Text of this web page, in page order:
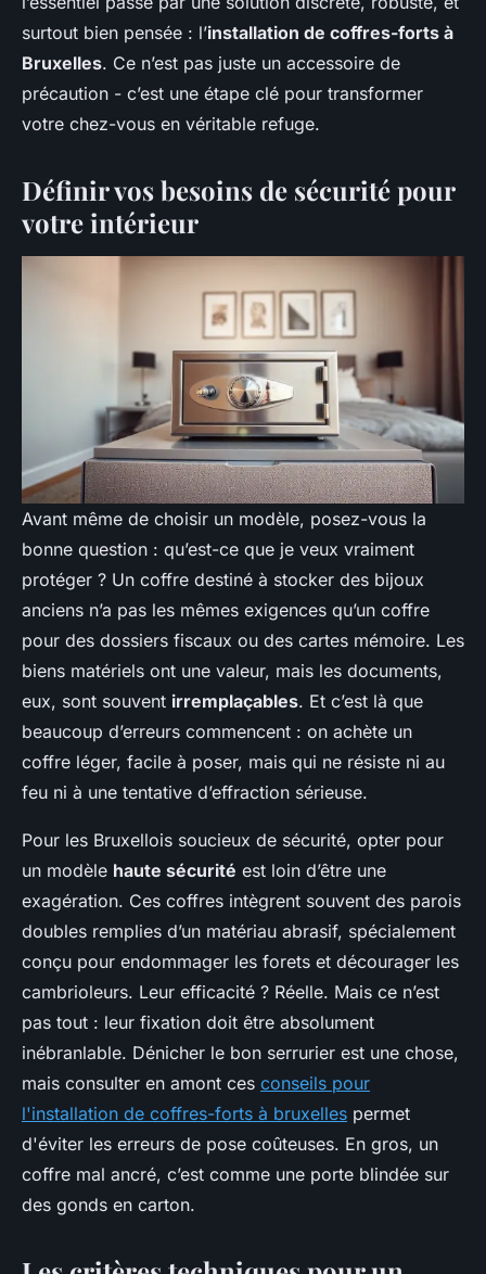
surtout bien pensée : l’installation de coffres-forts à
Bruxelles. Ce n’est pas juste un accessoire de
précaution - c’est une étape clé pour transformer
votre chez-vous en véritable refuge.
Définir vos besoins de sécurité pour
votre intérieur
Avant même de choisir un modèle, posez-vous la
bonne question : qu’est-ce que je veux vraiment
protéger ? Un coffre destiné à stocker des bijoux
anciens n’a pas les mêmes exigences qu’un coffre
pour des dossiers fiscaux ou des cartes mémoire. Les
biens matériels ont une valeur, mais les documents,
eux, sont souvent irremplaçables. Et c’est là que
beaucoup d’erreurs commencent : on achète un
coffre léger, facile à poser, mais qui ne résiste ni au
feu ni à une tentative d’effraction sérieuse.
Pour les Bruxellois soucieux de sécurité, opter pour
un modèle haute sécurité est loin d’être une
exagération. Ces coffres intègrent souvent des parois
doubles remplies d’un matériau abrasif, spécialement
conçu pour endommager les forets et décourager les
cambrioleurs. Leur efficacité ? Réelle. Mais ce n’est
pas tout : leur fixation doit être absolument
inébranlable. Dénicher le bon serrurier est une chose,
mais consulter en amont ces conseils pour
l'installation de coffres-forts à bruxelles permet
d'éviter les erreurs de pose coûteuses. En gros, un
coffre mal ancré, c’est comme une porte blindée sur
des gonds en carton.